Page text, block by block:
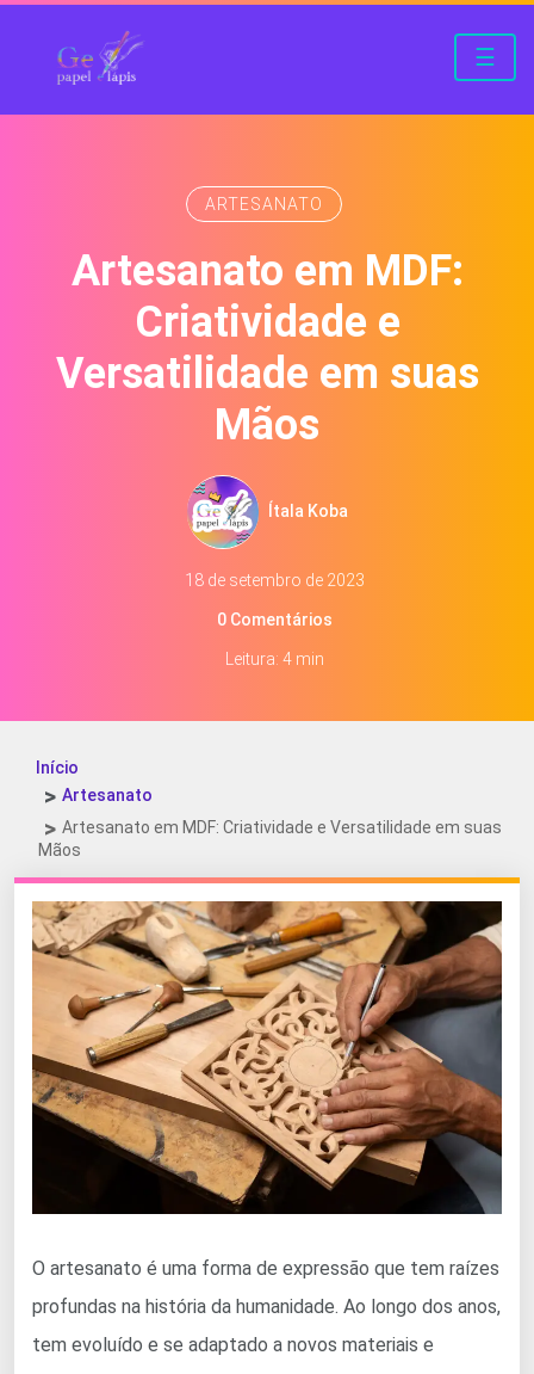
☰
ARTESANATO
Artesanato em MDF:
Criatividade e
Versatilidade em suas
Mãos
Ítala Koba
18 de setembro de 2023
0 Comentários
Leitura: 4 min
Início
Artesanato
Artesanato em MDF: Criatividade e Versatilidade em suas
Mãos
O artesanato é uma forma de expressão que tem raízes
profundas na história da humanidade. Ao longo dos anos,
tem evoluído e se adaptado a novos materiais e